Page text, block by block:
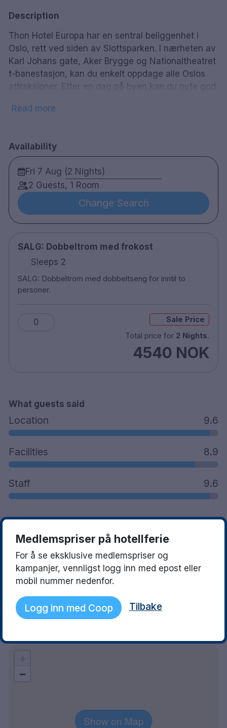
Description
Thon Hotel Europa har en sentral beliggenhet i
Oslo, rett ved siden av Slottsparken. I nærheten av
Karl Johans gate, Aker Brygge og Nationaltheatret
t-banestasjon, kan du enkelt oppdage alle Oslos
attraksjoner. Etter en dag på byen kan du nyte god
serverer en populær frokostbuffé hver morgen
168 rom
Dobbeltrom
Bad med dusj
Gratis WiFi
TV
Restaurant
Treningsrom
Handicap-rom finnes tilgjengelig
50 meter til Flybussen
300 meter til Oslo sentralstasjon
300 meter til Nationaltheatret stasjon
ved innsjekk.
Gyldig ID kan være: førerkort, nasjonalt ID-kort,
BankID-app med bilde eller pass.
Dette er et krav fra myndighetene, og det bidrar til
en trygg og ansvarlig drift av hotellene våre.
Read more
Availability
Fri 7 Aug (2 Nights)
2 Guests, 1 Room
Change Search
SALG: Dobbeltrom med frokost
Sleeps 2
SALG: Dobbeltrom med dobbeltseng for inntil to
personer.
0
Sale Price
Total price for 2 Nights.
4540 NOK
What guests said
Location 9.6
Facilities 8.9
Staff 9.6
Read more
Janicke
17 December 2025
10
Sentralt, rent, nydelig frokost!
Kristin Ruud
19 November
Show on Map
−
Medlemspriser på hotellferie
For å se eksklusive medlemspriser og
kampanjer, vennligst logg inn med epost eller
mobil nummer nedenfor.
Logg inn med Coop Tilbake